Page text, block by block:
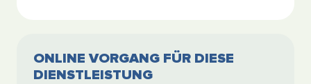
ONLINE VORGANG FÜR DIESE
DIENSTLEISTUNG